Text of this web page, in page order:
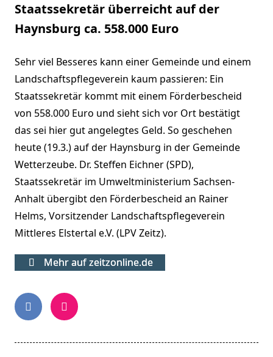
Staatssekretär überreicht auf der
Haynsburg ca. 558.000 Euro
Sehr viel Besseres kann einer Gemeinde und einem
Landschaftspflegeverein kaum passieren: Ein
Staatssekretär kommt mit einem Förderbescheid
von 558.000 Euro und sieht sich vor Ort bestätigt
das sei hier gut angelegtes Geld. So geschehen
heute (19.3.) auf der Haynsburg in der Gemeinde
Wetterzeube. Dr. Steffen Eichner (SPD),
Staatssekretär im Umweltministerium Sachsen-
Anhalt übergibt den Förderbescheid an Rainer
Helms, Vorsitzender Landschaftspflegeverein
Mittleres Elstertal e.V. (LPV Zeitz).
Mehr auf zeitzonline.de